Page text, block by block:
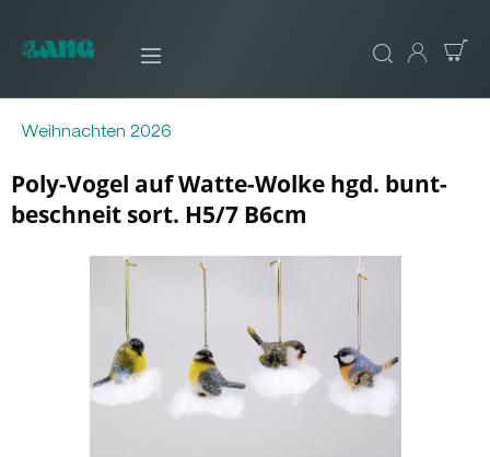
Weihnachten 2026
Poly-Vogel auf Watte-Wolke hgd. bunt-
beschneit sort. H5/7 B6cm